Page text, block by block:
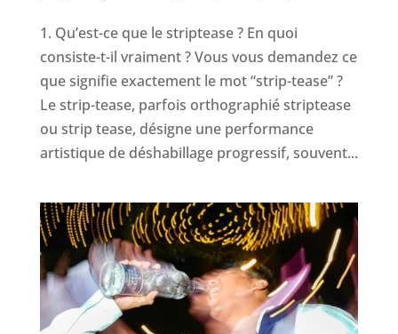
1. Qu’est-ce que le striptease ? En quoi
consiste-t-il vraiment ? Vous vous demandez ce
que signifie exactement le mot “strip-tease” ?
Le strip-tease, parfois orthographié striptease
ou strip tease, désigne une performance
artistique de déshabillage progressif, souvent...